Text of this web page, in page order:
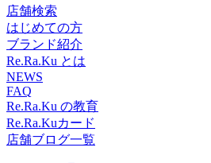
帯でご案内できます♪細かな時間の
にてお問合せください☆皆様のご来
ます♪ご予約はコチラ＿＿＿＿＿＿
＿＿＿＿＿＿＿＿＿＿＿＿＿＿＿＿
ッサージのように気持ち良い！
川県川崎市中原区新丸子町７５２-
子駅駅徒歩２分）電話番号 ０４４-
♪ ☆本日7/8(水)の空き状況のお知ら
の時間帯でご案内できます♪細かな
お電話にてお問合せください☆ご予
＿＿＿＿＿＿＿＿＿＿＿＿＿＿＿＿
＿＿＿＿＿＿＿＿＿＿マッサージの
Re.Ra.Ku新丸子店住所 神奈川県川
２-３ハイツ佐藤 １F（新丸子駅駅
４４-４５５-４０４０
店舗検索
はじめての方
ブランド紹介
Re.Ra.Ku とは
NEWS
FAQ
Re.Ra.Ku の教育
Re.Ra.Kuカード
店舗ブログ一覧